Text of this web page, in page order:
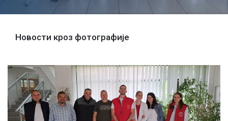
Новости кроз фотографије